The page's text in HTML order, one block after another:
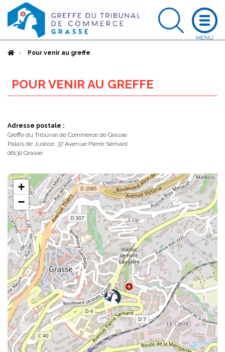
AccueilPour venir au greffe
POUR VENIR AU GREFFE
Adresse postale :
Greffe du Tribunal de Commerce de Grasse
Palais de Justice, 37 Avenue Pierre Sémard
06130 Grasse
+
−